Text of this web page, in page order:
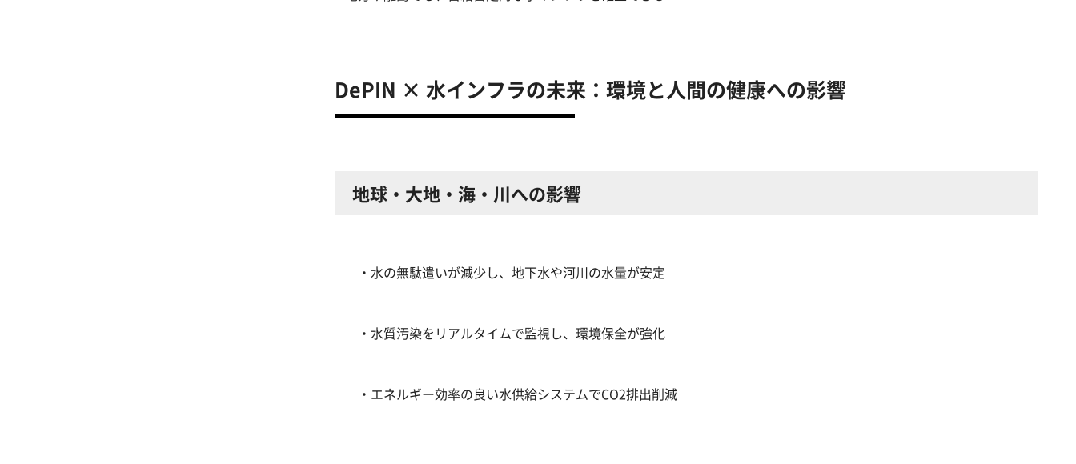
DePIN × 水インフラの未来：環境と人間の健康への影響
地球・大地・海・川への影響
・水の無駄遣いが減少し、地下水や河川の水量が安定
・水質汚染をリアルタイムで監視し、環境保全が強化
・エネルギー効率の良い水供給システムでCO2排出削減